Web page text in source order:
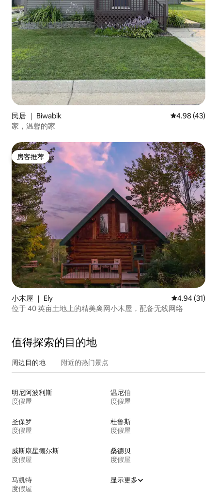
民居 ｜ Biwabik 平均评分
4.98 (43)
家，温馨的家
房客推荐
房客推荐
小木屋 ｜ Ely 平均评分
4.94 (31)
位于 40 英亩土地上的精美离网小木屋，配备无线网络
值得探索的目的地
周边目的地 附近的热门景点
明尼阿波利斯
度假屋
温尼伯
度假屋
圣保罗
度假屋
杜鲁斯
度假屋
威斯康星德尔斯
度假屋
桑德贝
度假屋
马凯特
度假屋
显示更多